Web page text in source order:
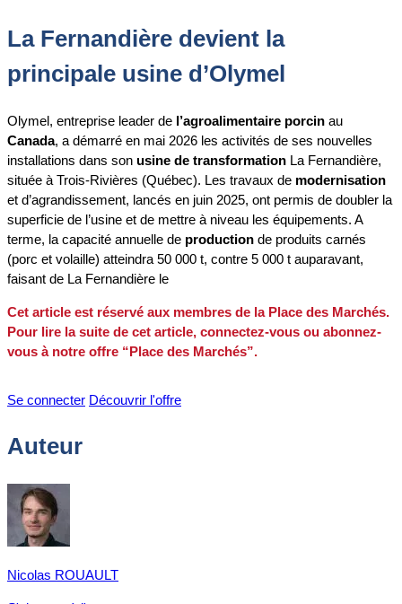
La Fernandière devient la
principale usine d’Olymel
Olymel, entreprise leader de l’agroalimentaire porcin au
Canada, a démarré en mai 2026 les activités de ses nouvelles
installations dans son usine de transformation La Fernandière,
située à Trois-Rivières (Québec). Les travaux de modernisation
et d’agrandissement, lancés en juin 2025, ont permis de doubler la
superficie de l’usine et de mettre à niveau les équipements. A
terme, la capacité annuelle de production de produits carnés
(porc et volaille) atteindra 50 000 t, contre 5 000 t auparavant,
faisant de La Fernandière le
Cet article est réservé aux membres de la Place des Marchés.
Pour lire la suite de cet article, connectez-vous ou abonnez-
vous à notre offre “Place des Marchés”.
Se connecter Découvrir l'offre
Auteur
Nicolas ROUAULT